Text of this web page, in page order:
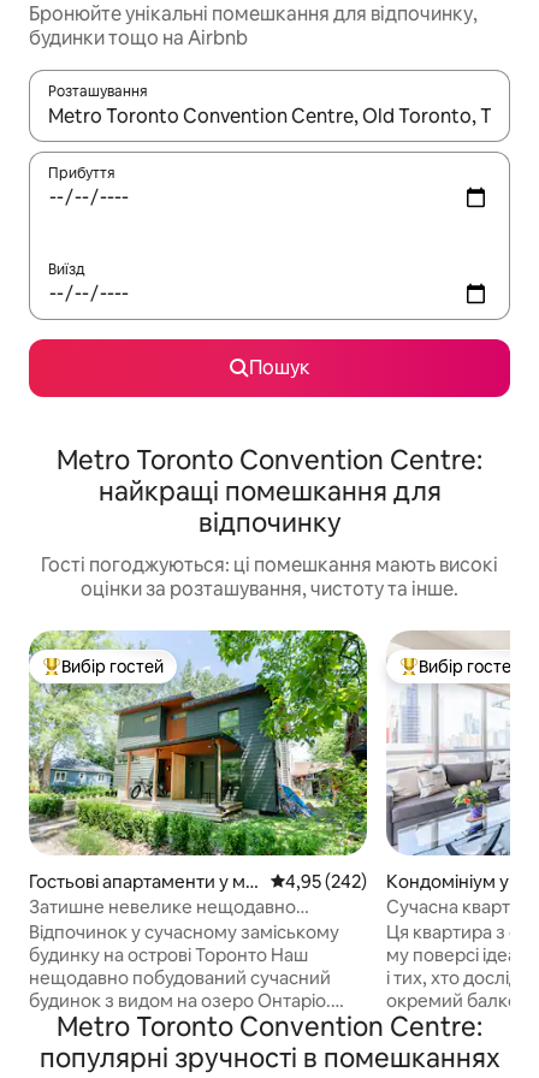
Бронюйте унікальні помешкання для відпочинку,
будинки тощо на Airbnb
Розташування
Отримавши результати пошуку, використовуйте для
Прибуття
Виїзд
Пошук
Metro Toronto Convention Centre:
найкращі помешкання для
відпочинку
Гості погоджуються: ці помешкання мають високі
оцінки за розташування, чистоту та інше.
Топ вибір гостей
Вибір гостей
Гостьові апартаменти у міс
ті Торонто
Середня оцінка: 4,95 з 5,
4,95 (242)
Затишне невелике нещодавно
побудоване помешкання на островах
Торонто
Відпочинок у сучасному заміському
будинку на острові Торонто Наш
нещодавно побудований сучасний
будинок з видом на озеро Онтаріо.
Насолодіться нашими затишними
приватними апартаментами для
гостей у нашому сімейному будинку з
Топ вибір гостей
Вибір гостей
Кондомініум у
о
Сучасна
центру міста
Ця квартира з
му поверсі
і тих, хто
окремий балкон
Відпочиньте на
size» з
або на
Metro Toronto Convention Centre:
популярні зручності в помешканнях